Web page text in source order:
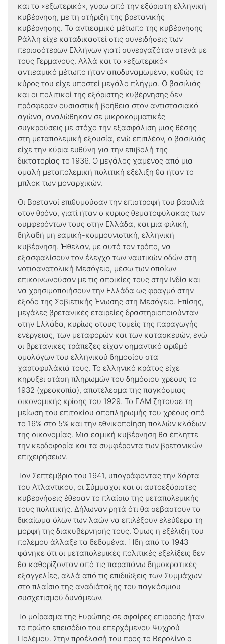
και το «εξωτερικό», γύρω από την εξόριστη ελληνική
κυβέρνηση, με τη στήριξη της βρετανικής
κυβέρνησης. Το αντιεαμικό μέτωπο της κυβέρνησης
Ράλλη είχε καταδικαστεί στις συνειδήσεις των
περισσότερων Ελλήνων γιατί συνεργαζόταν στενά με
τους Γερμανούς. Αλλά και το «εξωτερικό»
αντιεαμικό μέτωπο ήταν αποδυναμωμένο, καθώς το
κύρος του είχε υποστεί μεγάλο πλήγμα. Ο βασιλιάς
και οι πολιτικοί της εξόριστης κυβέρνησης δεν
πρόσφεραν ουσιαστική βοήθεια στον αντιστασιακό
αγώνα, αναλώθηκαν σε μικροκομματικές
συγκρούσεις με στόχο την εξασφάλιση μιας θέσης
στη μεταπολεμική εξουσία, ενώ επιπλέον, ο βασιλιάς
είχε την κύρια ευθύνη για την επιβολή της
δικτατορίας το 1936. Ο μεγάλος χαμένος από μια
ομαλή μεταπολεμική πολιτική εξέλιξη θα ήταν το
μπλοκ των μοναρχικών.
Οι Βρετανοί επιθυμούσαν την επιστροφή του βασιλιά
στον θρόνο, γιατί ήταν ο κύριος θεματοφύλακας των
συμφερόντων τους στην Ελλάδα, και μια φιλική,
δηλαδή μη εαμική-κομμουνιστική, ελληνική
κυβέρνηση. Ήθελαν, με αυτό τον τρόπο, να
εξασφαλίσουν τον έλεγχο των ναυτικών οδών στη
νοτιοανατολική Μεσόγειο, μέσω των οποίων
επικοινωνούσαν με τις αποικίες τους στην Ινδία και
να χρησιμοποιήσουν την Ελλάδα ως φραγμό στην
έξοδο της Σοβιετικής Ένωσης στη Μεσόγειο. Επίσης,
μεγάλες βρετανικές εταιρείες δραστηριοποιούνταν
στην Ελλάδα, κυρίως στους τομείς της παραγωγής
ενέργειας, των μεταφορών και των κατασκευών, ενώ
οι βρετανικές τράπεζες είχαν σημαντικό αριθμό
ομολόγων του ελληνικού δημοσίου στα
χαρτοφυλάκιά τους. Το ελληνικό κράτος είχε
κηρύξει στάση πληρωμών του δημόσιου χρέους το
1932 (χρεοκοπία), αποτέλεσμα της παγκόσμιας
οικονομικής κρίσης του 1929. Το ΕΑΜ ζητούσε τη
μείωση του επιτοκίου αποπληρωμής του χρέους από
το 16% στο 5% και την εθνικοποίηση πολλών κλάδων
της οικονομίας. Μια εαμική κυβέρνηση θα έπληττε
την κερδοφορία και τα συμφέροντα των βρετανικών
επιχειρήσεων.
Τον Σεπτέμβριο του 1941, υπογράφοντας την Χάρτα
του Ατλαντικού, οι Σύμμαχοι και οι αυτοεξόριστες
κυβερνήσεις έθεσαν το πλαίσιο της μεταπολεμικής
τους πολιτικής. Δήλωναν ρητά ότι θα σεβαστούν το
δικαίωμα όλων των λαών να επιλέξουν ελεύθερα τη
μορφή της διακυβέρνησής τους. Όμως η εξέλιξη του
πολέμου άλλαξε τα δεδομένα. Ήδη από το 1943
φάνηκε ότι οι μεταπολεμικές πολιτικές εξελίξεις δεν
θα καθορίζονταν από τις παραπάνω δημοκρατικές
εξαγγελίες, αλλά από τις επιδιώξεις των Συμμάχων
στο πλαίσιο της αναδιάταξης του παγκόσμιου
συσχετισμού δυνάμεων.
Το μοίρασμα της Ευρώπης σε σφαίρες επιρροής ήταν
το πρώτο επεισόδιο του επερχόμενου Ψυχρού
Πολέμου. Στην προέλασή του προς το Βερολίνο ο